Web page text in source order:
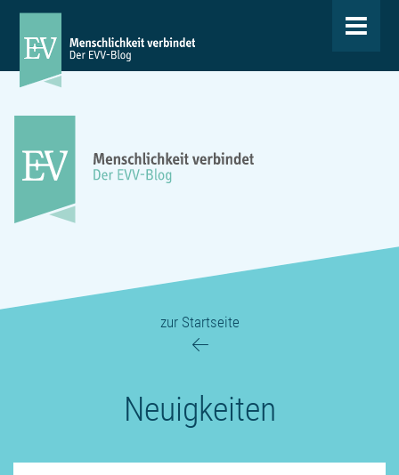
Toggle
zur Startseite
Neuigkeiten